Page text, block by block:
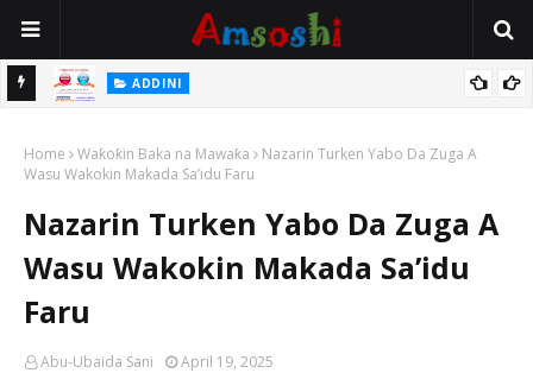
ADDINI
Home Waƙoƙin Baka na Mawaƙa
Nazarin Turken Yabo Da Zuga A
Wasu Wakokin Makada Sa’idu Faru
Nazarin Turken Yabo Da Zuga A
Wasu Wakokin Makada Sa’idu
Faru
Abu-Ubaida Sani April 19, 2025